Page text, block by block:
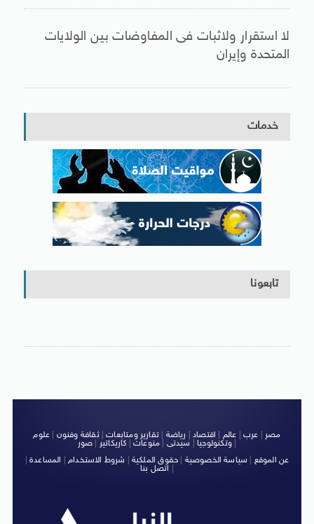
لا استقرار ولاثبات فى المفاوضات بين الولايات
المتحدة وإيران
خدمات
تابعونا
مصر عرب عالم اقتصاد رياضة |تقارير ومتابعات|ثقافة وفنون
علوم
وتكنولوجيا| سيدتى منوعات كاريكاتير صور
|
عن الموقع
سياسة الخصوصية حقوق الملكية شروط الاستخدام| المساعدة|
اتصل بنا